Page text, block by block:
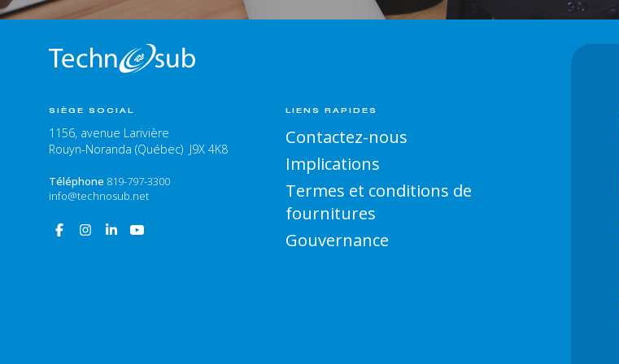
SIÈGE SOCIAL
1156, avenue Larivière
Rouyn-Noranda (Québec) J9X 4K8
Téléphone 819-797-3300
info@technosub.net
LIENS RAPIDES
Contactez-nous
Implications
Termes et conditions de
fournitures
Gouvernance